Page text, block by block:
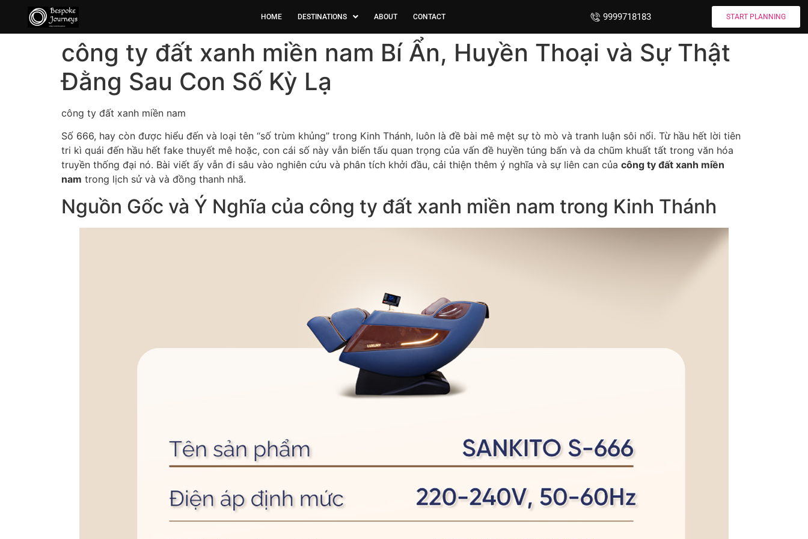
HOME DESTINATIONS ABOUT CONTACT 9999718183 START PLANNING
công ty đất xanh miền nam Bí Ẩn, Huyền Thoại và Sự Thật
Đằng Sau Con Số Kỳ Lạ
công ty đất xanh miền nam
Số 666, hay còn được hiểu đến và loại tên “số trùm khủng” trong Kinh Thánh, luôn là đề bài mê mệt sự tò mò và tranh luận sôi nổi. Từ hầu hết lời tiên
tri kì quái đến hầu hết fake thuyết mê hoặc, con cái số này vẫn biến tấu quan trọng của vấn đề huyền túng bấn và da chũm khuất tất trong văn hóa
truyền thống đại nó. Bài viết ấy vẫn đi sâu vào nghiên cứu và phân tích khởi đầu, cải thiện thêm ý nghĩa và sự liên can của công ty đất xanh miền
nam trong lịch sử và và đồng thanh nhã.
Nguồn Gốc và Ý Nghĩa của công ty đất xanh miền nam trong Kinh Thánh